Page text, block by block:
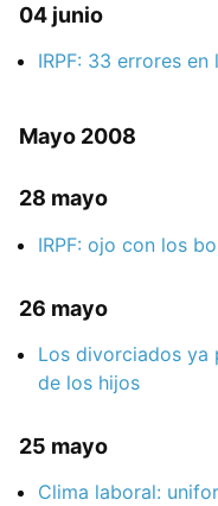
04 junio
IRPF: 33 errores
Mayo 2008
28 mayo
IRPF: ojo con los
26 mayo
Los divorciados ya
de los hijos
25 mayo
Clima laboral: